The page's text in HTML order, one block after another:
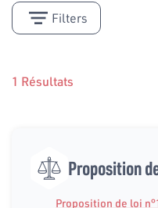
Filters
1 Résultats
Proposition
Proposition de loi